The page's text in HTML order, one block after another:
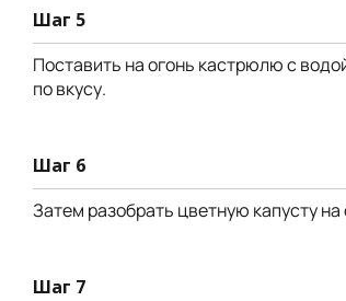
Шаг 5
Поставить на огонь кастрюлю с
по вкусу.
Шаг 6
Затем разобрать цветную капусту
Шаг 7